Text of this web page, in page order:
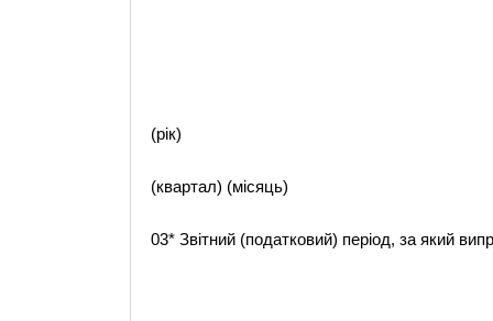
(рік)
(квартал) (місяць)
03* Звітний (податковий) період, за який